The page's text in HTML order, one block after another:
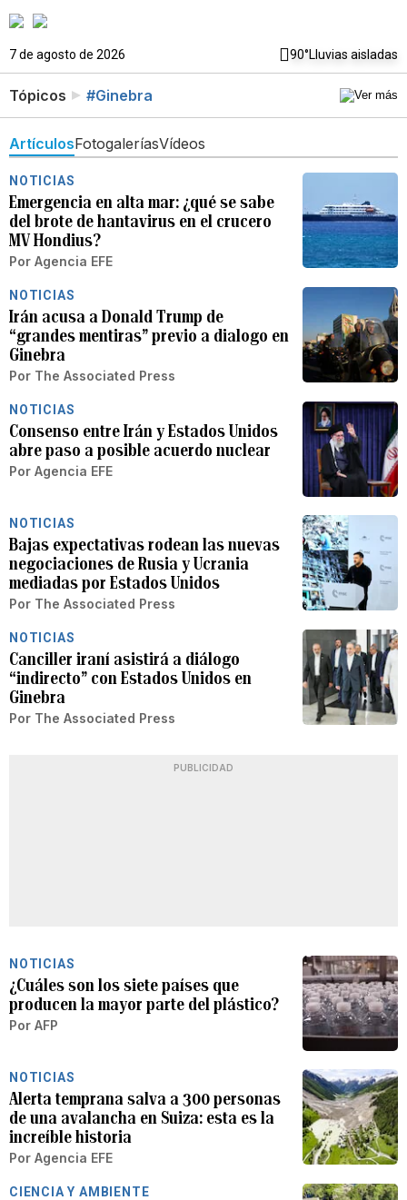
7 de agosto de 2026 90°Lluvias aisladas
Tópicos #Ginebra
ArtículosFotogaleríasVídeos
NOTICIAS
Emergencia en alta mar: ¿qué se sabe
del brote de hantavirus en el crucero
MV Hondius?
Por Agencia EFE
NOTICIAS
Irán acusa a Donald Trump de
“grandes mentiras” previo a dialogo en
Ginebra
Por The Associated Press
NOTICIAS
Consenso entre Irán y Estados Unidos
abre paso a posible acuerdo nuclear
Por Agencia EFE
NOTICIAS
Bajas expectativas rodean las nuevas
negociaciones de Rusia y Ucrania
mediadas por Estados Unidos
Por The Associated Press
NOTICIAS
Canciller iraní asistirá a diálogo
“indirecto” con Estados Unidos en
Ginebra
Por The Associated Press
PUBLICIDAD
NOTICIAS
¿Cuáles son los siete países que
producen la mayor parte del plástico?
Por AFP
NOTICIAS
Alerta temprana salva a 300 personas
de una avalancha en Suiza: esta es la
increíble historia
Por Agencia EFE
CIENCIA Y AMBIENTE